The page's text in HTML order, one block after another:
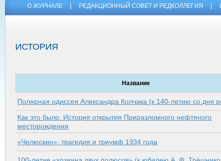
О ЖУРНАЛЕ РЕДАКЦИОННЫЙ СОВЕТ И РЕДКОЛЛЕГИЯ
ИСТОРИЯ
Название
Полярная одиссея Александра Колчака (к 140-летию со дня
Как это было. История открытия Приразломного нефтяного
месторождения
«Челюскин»: трагедия и триумф 1934 года